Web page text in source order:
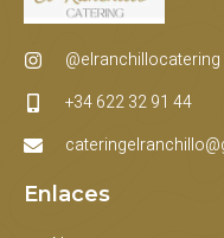
@elranchillocatering
+34 622 32 91 44
Enlaces